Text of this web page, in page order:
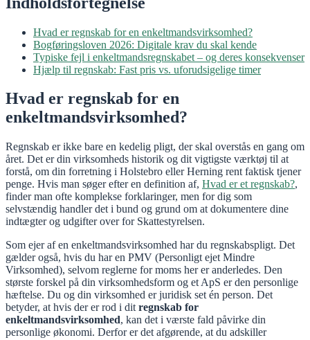
Hvad er regnskab for en enkeltmandsvirksomhed?
Bogføringsloven 2026: Digitale krav du skal kende
Typiske fejl i enkeltmandsregnskabet – og deres konsekvenser
Hjælp til regnskab: Fast pris vs. uforudsigelige timer
Hvad er regnskab for en
enkeltmandsvirksomhed?
Regnskab er ikke bare en kedelig pligt, der skal overstås en gang om
året. Det er din virksomheds historik og dit vigtigste værktøj til at
forstå, om din forretning i Holstebro eller Herning rent faktisk tjener
penge. Hvis man søger efter en definition af, Hvad er et regnskab?,
finder man ofte komplekse forklaringer, men for dig som
selvstændig handler det i bund og grund om at dokumentere dine
indtægter og udgifter over for Skattestyrelsen.
Som ejer af en enkeltmandsvirksomhed har du regnskabspligt. Det
gælder også, hvis du har en PMV (Personligt ejet Mindre
Virksomhed), selvom reglerne for moms her er anderledes. Den
største forskel på din virksomhedsform og et ApS er den personlige
hæftelse. Du og din virksomhed er juridisk set én person. Det
betyder, at hvis der er rod i dit regnskab for
enkeltmandsvirksomhed, kan det i værste fald påvirke din
personlige økonomi. Derfor er det afgørende, at du adskiller